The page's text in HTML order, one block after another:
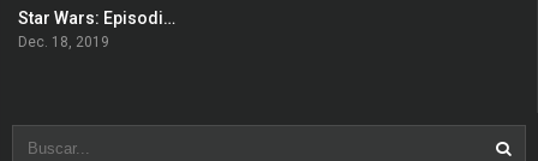
Star Wars: Episodio 9 – El ascenso de Skywalker
Dec. 18, 2019